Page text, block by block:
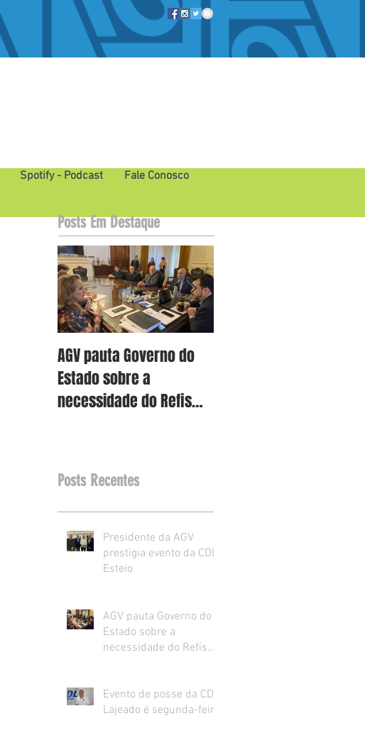
Spotify - Podcast Fale Conosco
Posts Em Destaque
AGV pauta Governo do
Estado sobre a
necessidade do Refis
Posts Recentes
Presidente da AGV
prestigia evento da CDL
Esteio
AGV pauta Governo do
Estado sobre a
necessidade do Refis
Evento de posse da CDL
Lajeado é segunda-feira